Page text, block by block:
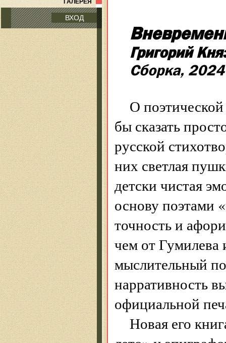
ГАЛЕРЕЯ
ВХОД
Григорий
Сборка, 2024
О
бы сказать
русской
них светлая
детски чистая
основу поэтами
точность и
чем от
мыслительный
нарративность
официальной
Новая его